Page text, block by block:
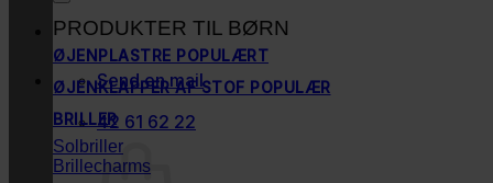
Send en mail
42 61 62 22
PRODUKTER TIL BØRN
ØJENPLASTRE
ØJENKLAPPER AF STOF
BRILLER
Solbriller
Brillecharms